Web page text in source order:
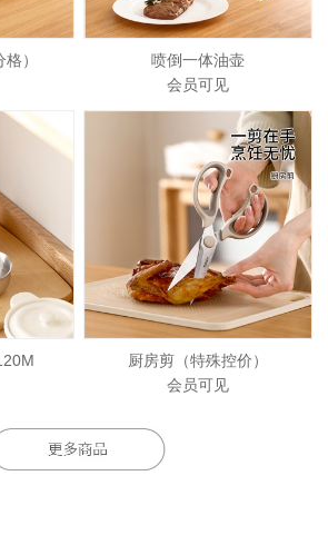
）
喷倒一体油壶
会员可见
厨房剪（特殊控价）
会员可见